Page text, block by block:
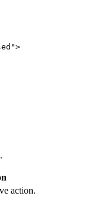
action.